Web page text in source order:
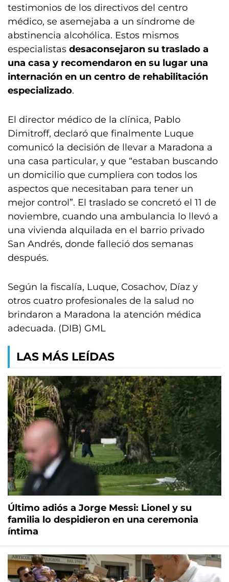
testimonios de los directivos del centro
médico, se asemejaba a un síndrome de
abstinencia alcohólica. Estos mismos
especialistas desaconsejaron su traslado a
una casa y recomendaron en su lugar una
internación en un centro de rehabilitación
especializado.
El director médico de la clínica, Pablo
Dimitroff, declaró que finalmente Luque
comunicó la decisión de llevar a Maradona a
una casa particular, y que “estaban buscando
un domicilio que cumpliera con todos los
aspectos que necesitaban para tener un
mejor control”. El traslado se concretó el 11 de
noviembre, cuando una ambulancia lo llevó a
una vivienda alquilada en el barrio privado
San Andrés, donde falleció dos semanas
después.
Según la fiscalía, Luque, Cosachov, Díaz y
otros cuatro profesionales de la salud no
brindaron a Maradona la atención médica
adecuada. (DIB) GML
LAS MÁS LEÍDAS
Último adiós a Jorge Messi: Lionel y su
familia lo despidieron en una ceremonia
íntima